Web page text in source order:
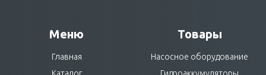
Меню
Главная
Товары
Насосное оборудование